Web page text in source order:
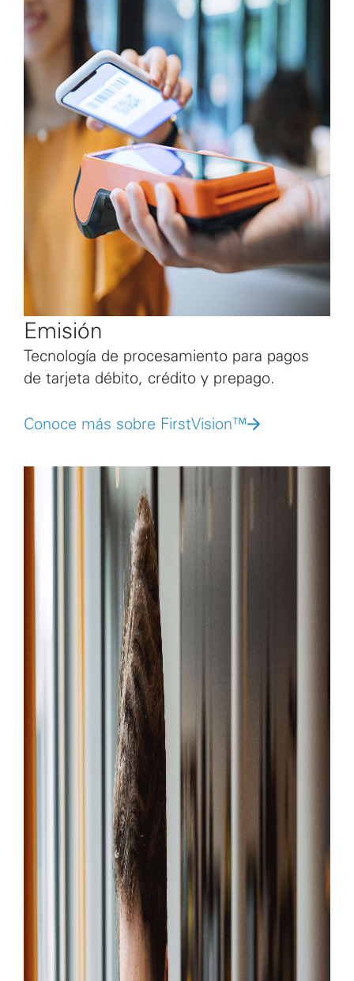
Emisión
Tecnología de procesamiento para pagos
de tarjeta débito, crédito y prepago.
Conoce más sobre FirstVision™